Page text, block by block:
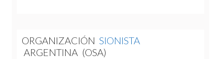
ORGANIZACIÓN SIONISTA
ARGENTINA (OSA)